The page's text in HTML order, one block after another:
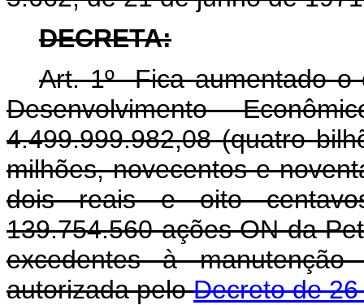
DECRETA:
Art. 1º Fica aumentado o
Desenvolvimento
4.499.999.982,08 (quatro
milhões, novecentos e
dois reais e oito
139.754.560 ações ON da
excedentes à
autorizada peloDecreto de